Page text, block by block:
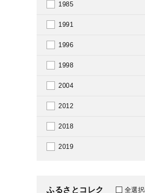
1985
1991
1996
1998
2004
2012
2018
2019
ふるさとコレク
全選